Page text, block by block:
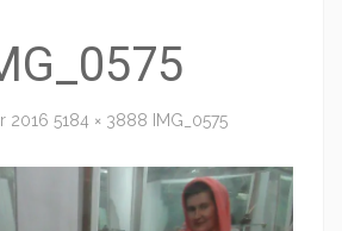
2016 5184 × 3888 IMG_0575